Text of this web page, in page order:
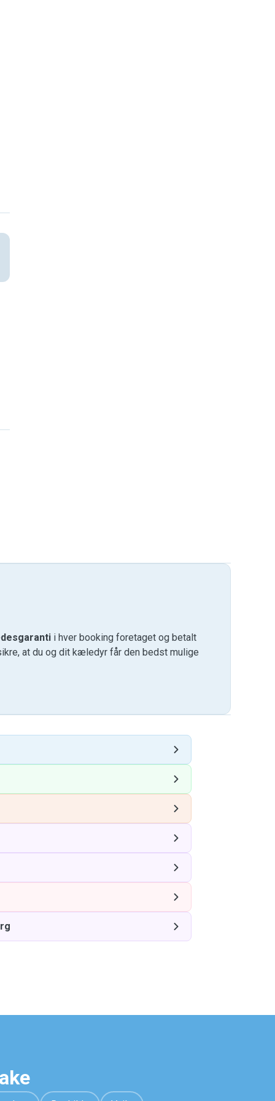
i hver booking foretaget og betalt
at du og dit kæledyr får den bedst mulige